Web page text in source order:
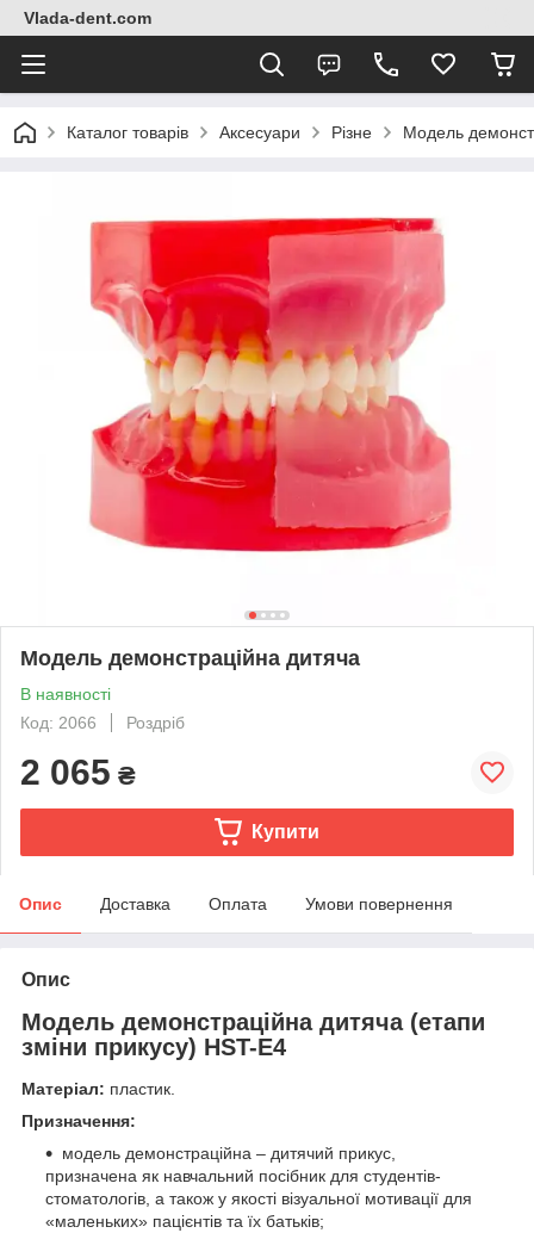
Vlada-dent.com
Каталог товарів Аксесуари Різне Модель
Модель демонстраційна дитяча
В наявності
Код: 2066
Роздріб
2 065 ₴
Купити
Опис Доставка Оплата Умови повернення
Опис
Модель демонстраційна дитяча (етапи
зміни прикусу) HST-E4
Матеріал: пластик.
Призначення:
модель демонстраційна – дитячий прикус,
призначена як навчальний посібник для студентів-
стоматологів, а також у якості візуальної мотивації для
«маленьких» пацієнтів та їх батьків;